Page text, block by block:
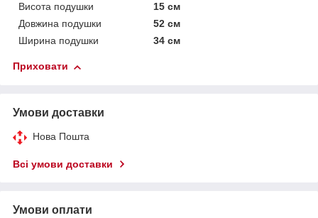
Висота подушки
15 см
Довжина подушки
52 см
Ширина подушки
34 см
Приховати
Умови доставки
Нова Пошта
Всі умови доставки
Умови оплати